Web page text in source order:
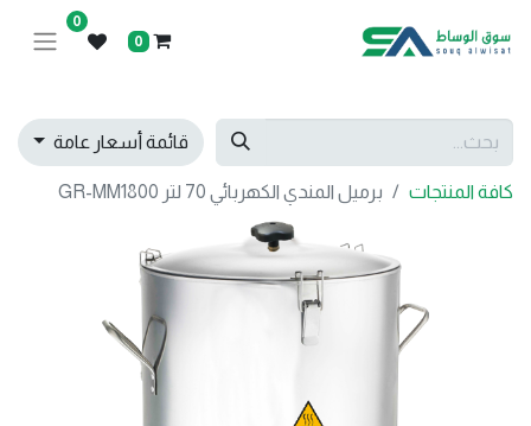
0
0
قائمة أسعار عامة
كافة المنتجات برميل المندي الكهربائي 70 لتر GR-MM1800